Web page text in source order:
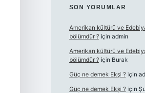
SON YORUMLAR
Amerikan kültürü ve
bölümdür ?için admin
Amerikan kültürü ve
bölümdür ?için Burak
Güç ne demek Ekşi ?için
Güç ne demek Ekşi ?için